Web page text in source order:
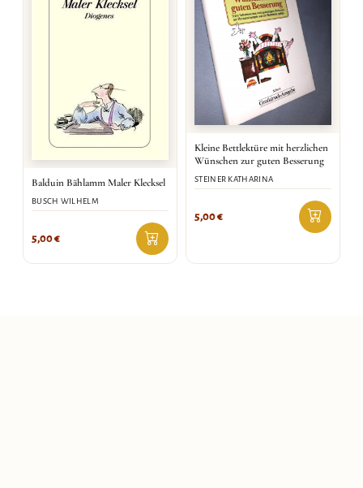
Balduin Bählamm Maler Klecksel
BUSCH WILHELM
5,00€
Kleine Bettlektüre mit herzlichen
Wünschen zur guten Besserung
STEINER KATHARINA
5,00€